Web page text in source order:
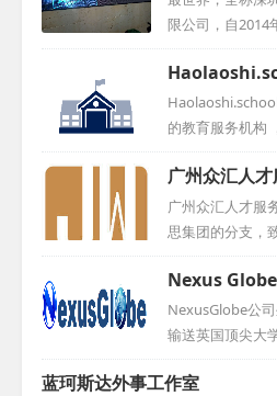
机构和个人建立
长期稳定地提供
合理，符合市场
无论是学校还是
联系，我们将为
咨询，共同推动
发展。...
限公司，自2014
供专业的人力资
国工作，并专注
团队创立。最世
国际人才的寻访
才评估和引进等
化、卫生、商业
络遍布全球30多
和欧洲设有多个
也拥有广泛的外
积累，我们构建
衍生出丰富的精
大的人才数据库
的教育服务机构
， 总部位于香港
国学校招聘外籍
。 此外 ， 为更
重庆设立了分支
线上平台
求职者呈现众多
供TEFL证书培
猎头公司 ， 旨
， 并维护双方的
西...
广州众汇人
广州众汇人才服
思集团的分支，
一站式平台。公
理念，精心打造
签证办理、入境
我们倾听企业招
外籍候选人的求
最贴心的全方位
Nexus Globe
NexusGlobe公
输送英国顶尖大
的团队由一群拥
经历的精英组成
蓝珂斯达外事工作室